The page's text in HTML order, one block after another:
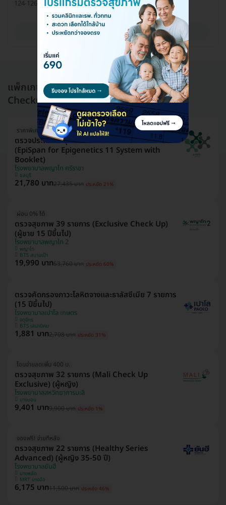
124-126 ถ. โสมพะมิตร ต. กาฬสินธุ์ อ. เมือง จ. กาฬสินธุ์ 46000
ดูรายละเอียด
แพ็กเกจอื่นใน โปรแกรมตรวจสุขภาพ (Health
Checkup)
ราคาพิเศษถึง 16 ส.ค. เท่านั้น
ตรวจประเมินอายุเซลล์และความเสื่อมของระบบอวัยวะ
(EpiSpan for Epigenetics 11 System with
Booklet)
โรงพยาบาลพญาไท ศรีราชา
ชลบุรี
21,780 บาท27,435 บาท ประหยัด 21%
ผ่อน 0% ได้
ตรวจสุขภาพ 39 รายการ (Exclusive Check Up)
(ผู้ชาย 15 ปีขึ้นไป)
โรงพยาบาลพญาไท 2
พญาไท
BTS สนามเป้า
19,990 บาท53,760 บาท ประหยัด 60%
ตรวจคัดกรองภาวะโลหิตจางและธาลัสซีเมีย 7 รายการ
(15 ปีขึ้นไป)
โรงพยาบาลเปาโล เกษตร
จตุจักร
BTS เสนานิคม
1,881 บาท2,708 บาท ประหยัด 31%
โอนจ่ายลดเพิ่ม 400 บ.
ตรวจสุขภาพ 32 รายการ (Mali Check Up
Exclusive) (ผู้หญิง)
โรงพยาบาลสหวิทยาการมะลิ
บางบอน
9,401 บาท9,900 บาท ประหยัด 1%
จองฟรี! จ่ายทีหลัง
ตรวจสุขภาพ 22 รายการ (Healthy Series
Advanced) (ผู้หญิง 35-50 ปี)
โรงพยาบาลยันฮี
บางพลัด
MRT บางอ้อ
6,175 บาท11,500 บาท ประหยัด 46%